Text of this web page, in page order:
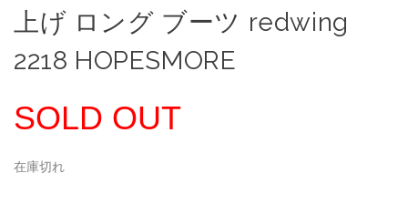
上げ ロング ブーツ redwing
2218 HOPESMORE
SOLD OUT
在庫切れ